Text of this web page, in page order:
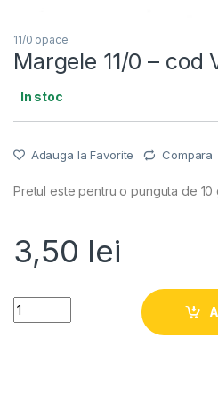
11/0 opace
Margele 11/0 – cod
In stoc
Adauga la Favorite Compara
Pretul este pentru o punguta de 10
3,50 lei
Quantity